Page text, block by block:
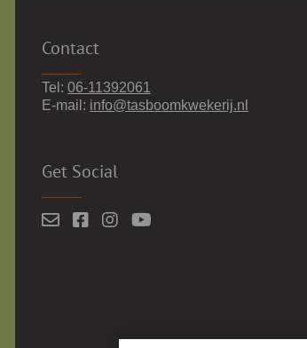
Contact
Tel: 06-11392061
E-mail: info@tasboomkwekerij.nl
Get Social